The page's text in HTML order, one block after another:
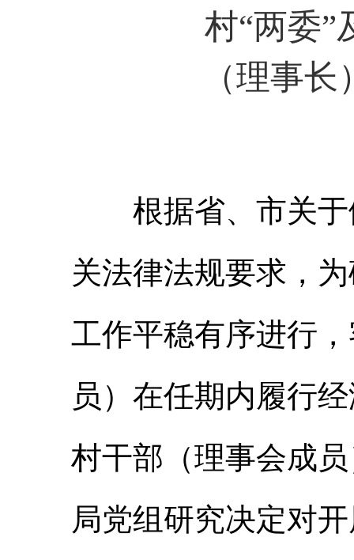
村“两委”
（理事
根据省、市关
关法律法规要求，
工作平稳有序进行
员）在任期内履行
村干部（理事会成
局党组研究决定对